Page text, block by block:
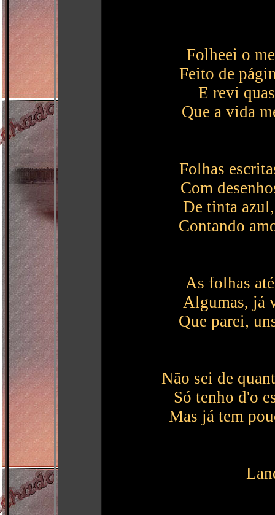
Folheei o
Feito de
E revi
Que a vida
Folhas
Com
De tinta
Contando
As folhas
Algumas, já
Que parei,
Não sei de
Só tenho d'o
Mas já tem